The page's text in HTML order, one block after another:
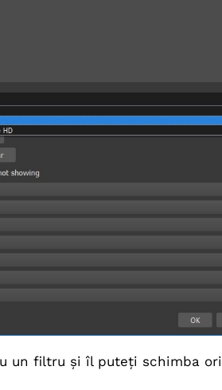
un filtru și îl puteți schimba